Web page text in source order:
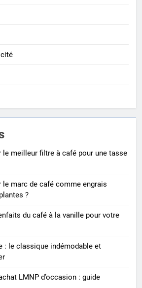
meilleur filtre à café pour une tasse
marc de café comme engrais
?
du café à la vanille pour votre
: le classique indémodable et
LMNP d’occasion : guide